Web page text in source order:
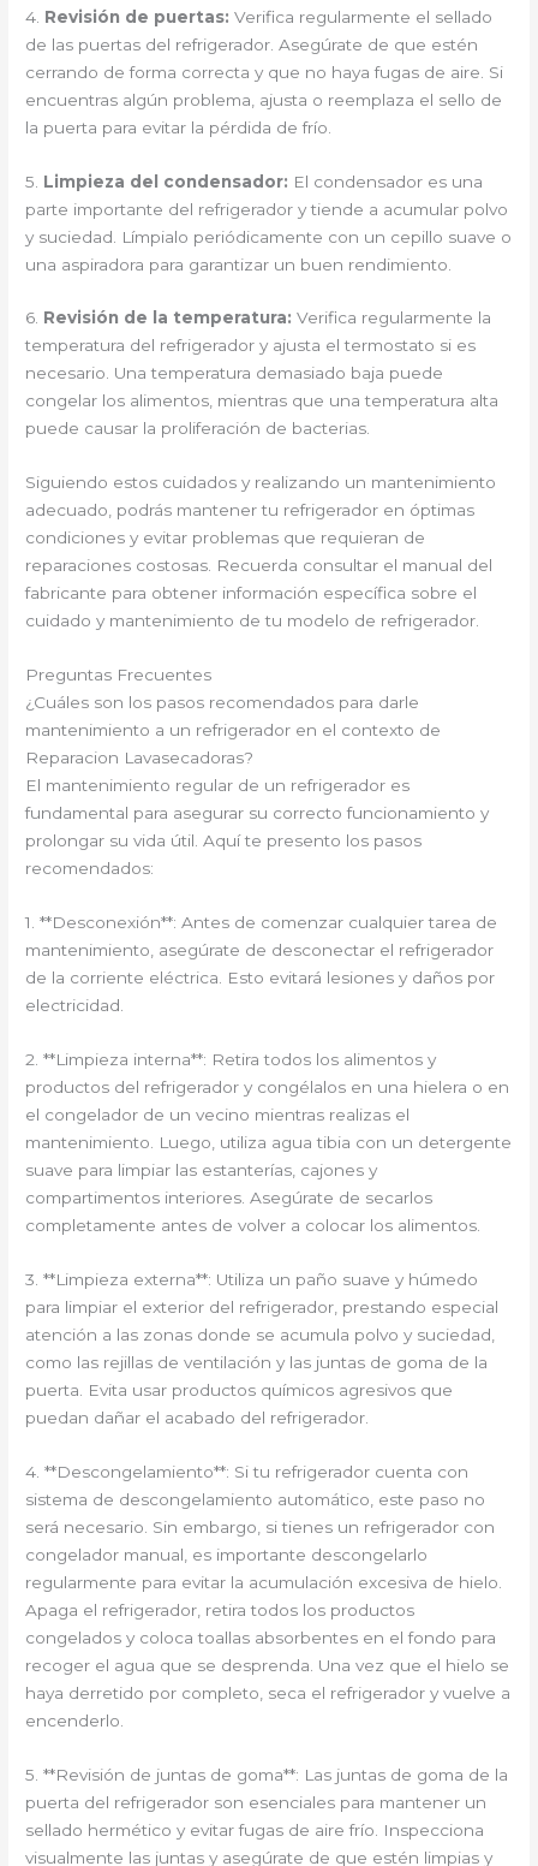
4. Revisión de puertas: Verifica regularmente el sellado
de las puertas del refrigerador. Asegúrate de que estén
cerrando de forma correcta y que no haya fugas de aire. Si
encuentras algún problema, ajusta o reemplaza el sello de
la puerta para evitar la pérdida de frío.
5. Limpieza del condensador: El condensador es una
parte importante del refrigerador y tiende a acumular polvo
y suciedad. Límpialo periódicamente con un cepillo suave o
una aspiradora para garantizar un buen rendimiento.
6. Revisión de la temperatura: Verifica regularmente la
temperatura del refrigerador y ajusta el termostato si es
necesario. Una temperatura demasiado baja puede
congelar los alimentos, mientras que una temperatura alta
puede causar la proliferación de bacterias.
Siguiendo estos cuidados y realizando un mantenimiento
adecuado, podrás mantener tu refrigerador en óptimas
condiciones y evitar problemas que requieran de
reparaciones costosas. Recuerda consultar el manual del
fabricante para obtener información específica sobre el
cuidado y mantenimiento de tu modelo de refrigerador.
Preguntas Frecuentes
¿Cuáles son los pasos recomendados para darle
mantenimiento a un refrigerador en el contexto de
Reparacion Lavasecadoras?
El mantenimiento regular de un refrigerador es
fundamental para asegurar su correcto funcionamiento y
prolongar su vida útil. Aquí te presento los pasos
recomendados:
1. **Desconexión**: Antes de comenzar cualquier tarea de
mantenimiento, asegúrate de desconectar el refrigerador
de la corriente eléctrica. Esto evitará lesiones y daños por
electricidad.
2. **Limpieza interna**: Retira todos los alimentos y
productos del refrigerador y congélalos en una hielera o en
el congelador de un vecino mientras realizas el
mantenimiento. Luego, utiliza agua tibia con un detergente
suave para limpiar las estanterías, cajones y
compartimentos interiores. Asegúrate de secarlos
completamente antes de volver a colocar los alimentos.
3. **Limpieza externa**: Utiliza un paño suave y húmedo
para limpiar el exterior del refrigerador, prestando especial
atención a las zonas donde se acumula polvo y suciedad,
como las rejillas de ventilación y las juntas de goma de la
puerta. Evita usar productos químicos agresivos que
puedan dañar el acabado del refrigerador.
4. **Descongelamiento**: Si tu refrigerador cuenta con
sistema de descongelamiento automático, este paso no
será necesario. Sin embargo, si tienes un refrigerador con
congelador manual, es importante descongelarlo
regularmente para evitar la acumulación excesiva de hielo.
Apaga el refrigerador, retira todos los productos
congelados y coloca toallas absorbentes en el fondo para
recoger el agua que se desprenda. Una vez que el hielo se
haya derretido por completo, seca el refrigerador y vuelve a
encenderlo.
5. **Revisión de juntas de goma**: Las juntas de goma de la
puerta del refrigerador son esenciales para mantener un
sellado hermético y evitar fugas de aire frío. Inspecciona
visualmente las juntas y asegúrate de que estén limpias y